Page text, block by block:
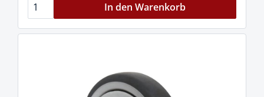
In den Warenkorb